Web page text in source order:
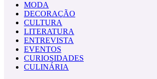
MODA
DECORAÇÃO
CULTURA
LITERATURA
ENTREVISTA
EVENTOS
CURIOSIDADES
CULINÁRIA